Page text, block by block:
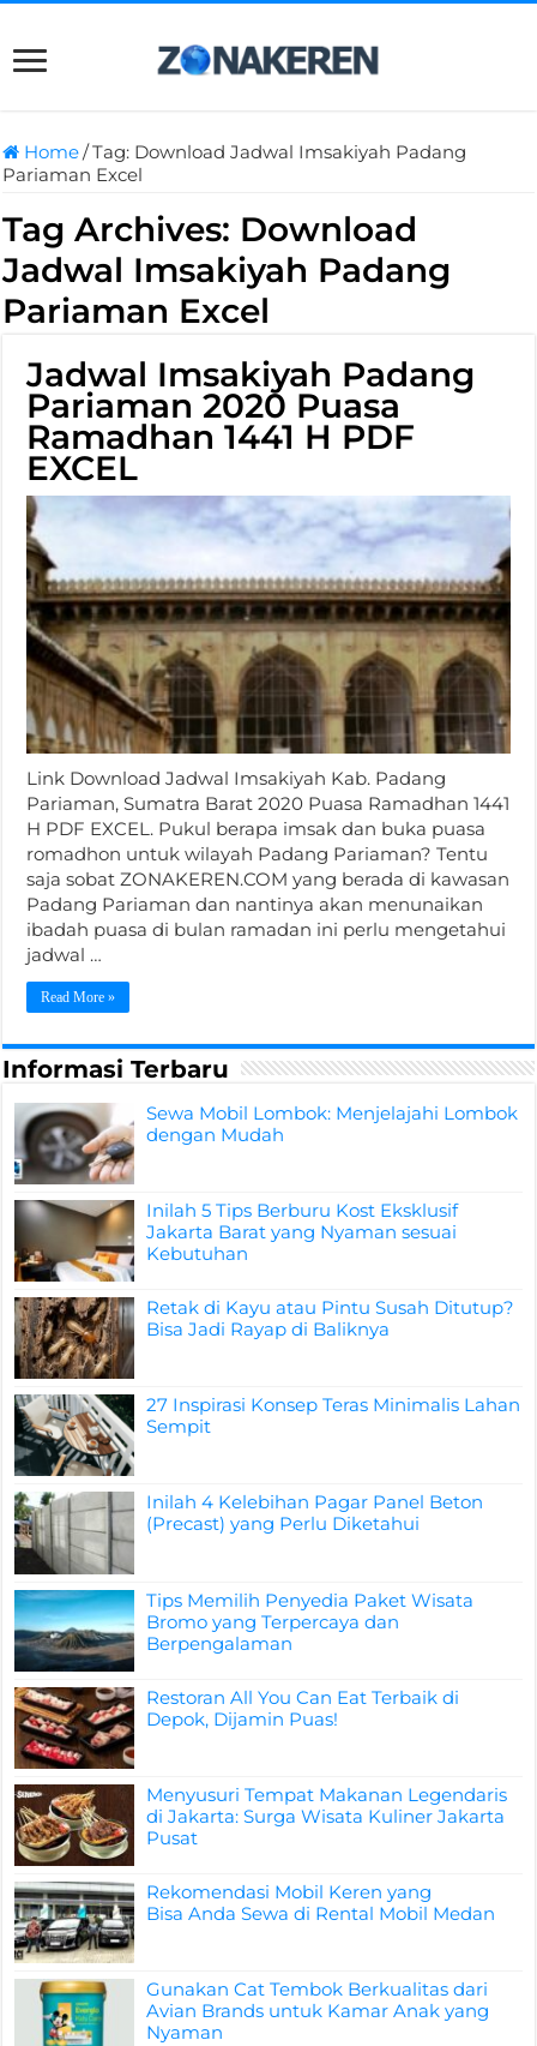
Home/Tag: Download Jadwal Imsakiyah Padang
Pariaman Excel
Tag Archives: Download
Jadwal Imsakiyah Padang
Pariaman Excel
Jadwal Imsakiyah Padang
Pariaman 2020 Puasa
Ramadhan 1441 H PDF
EXCEL
Link Download Jadwal Imsakiyah Kab. Padang
Pariaman, Sumatra Barat 2020 Puasa Ramadhan 1441
H PDF EXCEL. Pukul berapa imsak dan buka puasa
romadhon untuk wilayah Padang Pariaman? Tentu
saja sobat ZONAKEREN.COM yang berada di kawasan
Padang Pariaman dan nantinya akan menunaikan
ibadah puasa di bulan ramadan ini perlu mengetahui
jadwal …
Read More »
Informasi Terbaru
Sewa Mobil Lombok: Menjelajahi Lombok
dengan Mudah
Inilah 5 Tips Berburu Kost Eksklusif
Jakarta Barat yang Nyaman sesuai
Kebutuhan
Retak di Kayu atau Pintu Susah Ditutup?
Bisa Jadi Rayap di Baliknya
27 Inspirasi Konsep Teras Minimalis Lahan
Sempit
Inilah 4 Kelebihan Pagar Panel Beton
(Precast) yang Perlu Diketahui
Tips Memilih Penyedia Paket Wisata
Bromo yang Terpercaya dan
Berpengalaman
Restoran All You Can Eat Terbaik di
Depok, Dijamin Puas!
Menyusuri Tempat Makanan Legendaris
di Jakarta: Surga Wisata Kuliner Jakarta
Pusat
Rekomendasi Mobil Keren yang
Bisa Anda Sewa di Rental Mobil Medan
Gunakan Cat Tembok Berkualitas dari
Avian Brands untuk Kamar Anak yang
Nyaman